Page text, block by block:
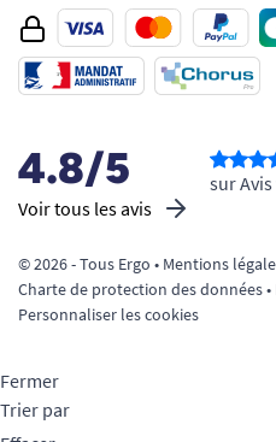
4.8/5
Voir tous les avis
sur
© 2026 - Tous Ergo • Mentions
Charte de protection des données•
Personnaliser les cookies
Fermer
Trier par